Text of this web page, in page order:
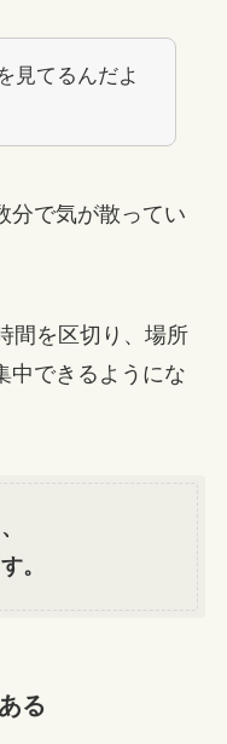
見てるんだよ
分で気が散ってい
間を区切り、場所
中できるようにな
。
る